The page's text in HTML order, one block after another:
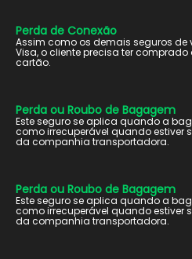
Perda de Conexão
Assim como os demais seguros de
Visa, o cliente precisa ter
cartão.
Perda ou Roubo de Bagagem
Este seguro se aplica quando a
como irrecuperável quando estiver
da companhia transportadora.
Perda ou Roubo de Bagagem
Este seguro se aplica quando a
como irrecuperável quando estiver
da companhia transportadora.